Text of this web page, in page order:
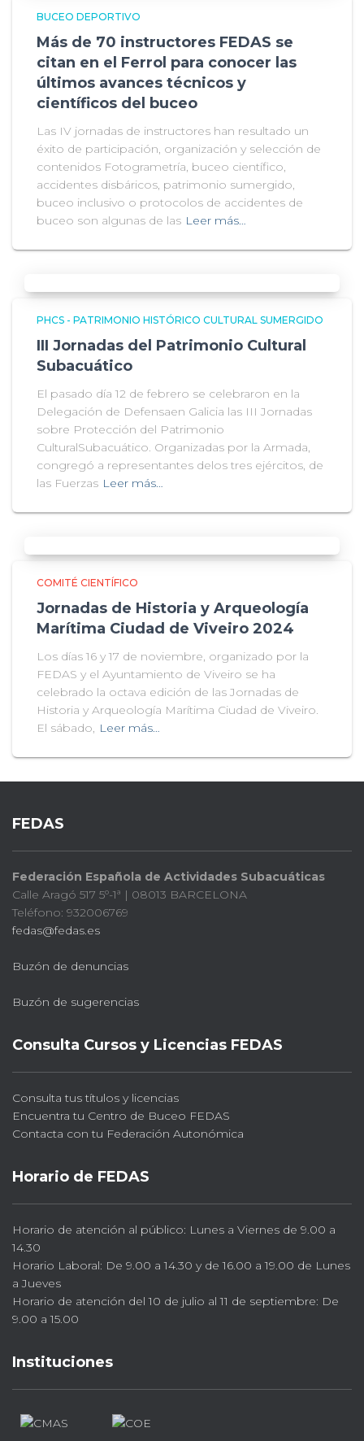
BUCEO DEPORTIVO
Más de 70 instructores FEDAS se
citan en el Ferrol para conocer las
últimos avances técnicos y
científicos del buceo
Las IV jornadas de instructores han resultado un
éxito de participación, organización y selección de
contenidos Fotogrametría, buceo científico,
accidentes disbáricos, patrimonio sumergido,
buceo inclusivo o protocolos de accidentes de
buceo son algunas de las Leer más…
PHCS - PATRIMONIO HISTÓRICO CULTURAL SUMERGIDO
III Jornadas del Patrimonio Cultural
Subacuático
El pasado día 12 de febrero se celebraron en la
Delegación de Defensaen Galicia las III Jornadas
sobre Protección del Patrimonio
CulturalSubacuático. Organizadas por la Armada,
congregó a representantes delos tres ejércitos, de
las Fuerzas Leer más…
COMITÉ CIENTÍFICO
Jornadas de Historia y Arqueología
Marítima Ciudad de Viveiro 2024
Los días 16 y 17 de noviembre, organizado por la
FEDAS y el Ayuntamiento de Viveiro se ha
celebrado la octava edición de las Jornadas de
Historia y Arqueología Marítima Ciudad de Viveiro.
El sábado, Leer más…
FEDAS
Federación Española de Actividades Subacuáticas
Calle Aragó 517 5º-1ª | 08013 BARCELONA
Teléfono: 932006769
fedas@fedas.es
Buzón de denuncias
Buzón de sugerencias
Consulta Cursos y Licencias FEDAS
Consulta tus títulos y licencias
Encuentra tu Centro de Buceo FEDAS
Contacta con tu Federación Autonómica
Horario de FEDAS
Horario de atención al público: Lunes a Viernes de 9.00 a
14.30
Horario Laboral: De 9.00 a 14.30 y de 16.00 a 19.00 de Lunes
a Jueves
Horario de atención del 10 de julio al 11 de septiembre: De
9.00 a 15.00
Instituciones